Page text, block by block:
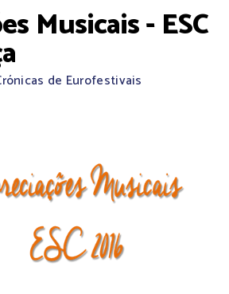
Musicais - ESC
de Eurofestivais